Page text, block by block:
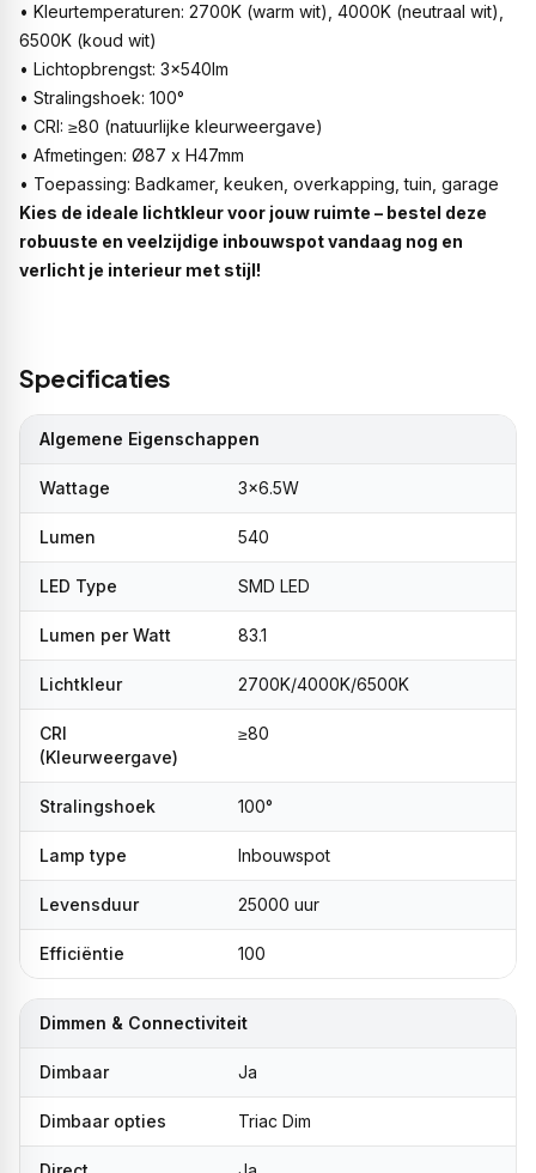
• Kleurtemperaturen: 2700K (warm wit), 4000K (neutraal wit),
6500K (koud wit)
• Lichtopbrengst: 3x540lm
• Stralingshoek: 100°
• CRI: ≥80 (natuurlijke kleurweergave)
• Afmetingen: Ø87 x H47mm
• Toepassing: Badkamer, keuken, overkapping, tuin, garage
Kies de ideale lichtkleur voor jouw ruimte – bestel deze
robuuste en veelzijdige inbouwspot vandaag nog en
verlicht je interieur met stijl!
Specificaties
Algemene Eigenschappen
Wattage 3x6.5W
Lumen 540
LED Type SMD LED
Lumen per Watt 83.1
Lichtkleur 2700K/4000K/6500K
CRI
(Kleurweergave)
≥80
Stralingshoek 100°
Lamp type Inbouwspot
Levensduur 25000 uur
Efficiëntie 100
Dimmen & Connectiviteit
Dimbaar Ja
Dimbaar opties Triac Dim